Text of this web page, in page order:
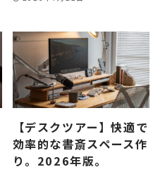
【デスクツアー】快適で
効率的な書斎スペース作
り。2026年版。